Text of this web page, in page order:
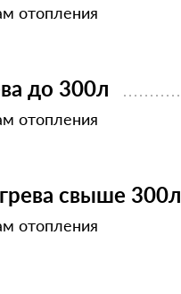
отопления
до 300л
отопления
свыше 300л
отопления